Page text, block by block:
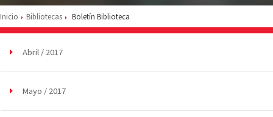
Inicio Bibliotecas Boletín Biblioteca
Abril / 2017
Mayo / 2017